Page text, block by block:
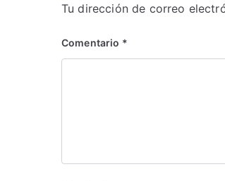
Tu dirección de correo
Comentario *